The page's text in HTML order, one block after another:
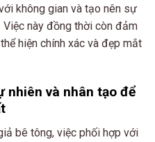
không gian và tạo nên sự
Việc này đồng thời còn đảm
hiện chính xác và đẹp mắt
nhiên và nhân tạo để
bê tông, việc phối hợp với